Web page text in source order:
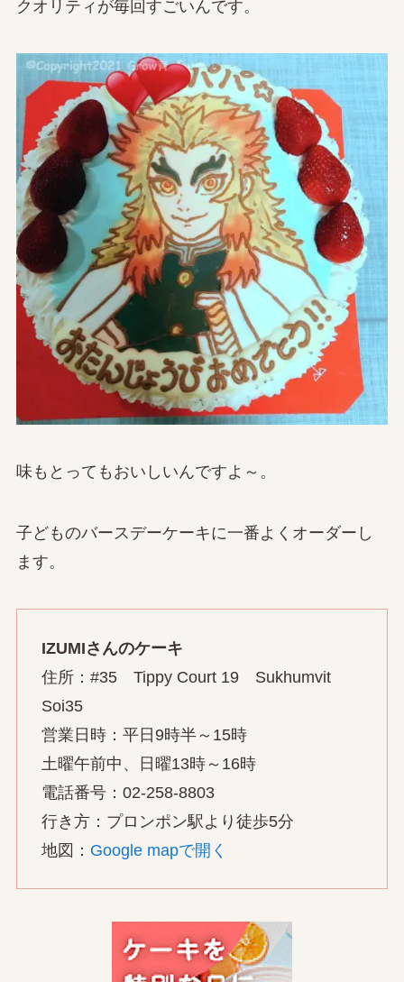
クオリティが毎回すごいんです。
味もとってもおいしいんですよ～。
子どものバースデーケーキに一番よくオーダーし
ます。
IZUMIさんのケーキ
住所：#35 Tippy Court 19 Sukhumvit
Soi35
営業日時：平日9時半～15時
土曜午前中、日曜13時～16時
電話番号：02-258-8803
行き方：プロンポン駅より徒歩5分
地図： Google mapで開く